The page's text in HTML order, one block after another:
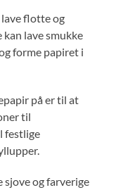
flotte og
lave smukke
forme papiret i
på er til at
til
festlige
sjove og farverige